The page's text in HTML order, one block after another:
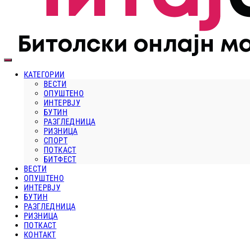
КАТЕГОРИИ
ВЕСТИ
ОПУШТЕНО
ИНТЕРВЈУ
БУТИН
РАЗГЛЕДНИЦА
РИЗНИЦА
СПОРТ
ПОТКАСТ
БИТФЕСТ
ВЕСТИ
ОПУШТЕНО
ИНТЕРВЈУ
БУТИН
РАЗГЛЕДНИЦА
РИЗНИЦА
ПОТКАСТ
КОНТАКТ